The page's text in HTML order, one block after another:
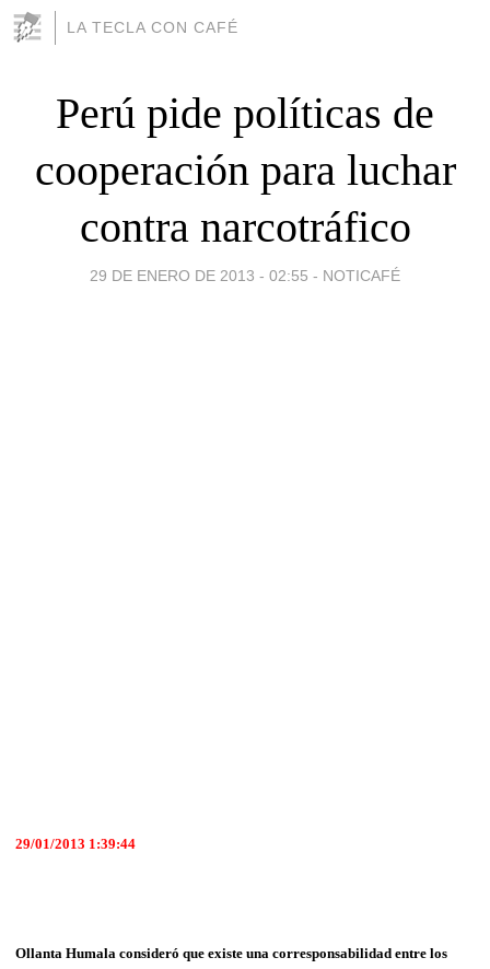
LA TECLA CON CAFÉ
Perú pide políticas de
cooperación para luchar
contra narcotráfico
29 DE ENERO DE 2013 - 02:55 - NOTICAFÉ
29/01/2013 1:39:44
Ollanta Humala consideró que existe una corresponsabilidad entre los